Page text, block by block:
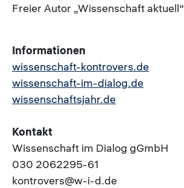
Freier Autor „Wissenschaft aktuell“
Informationen
wissenschaft-kontrovers.de
wissenschaft-im-dialog.de
wissenschaftsjahr.de
Kontakt
Wissenschaft im Dialog gGmbH
030 2062295-61
kontrovers@w-i-d.de